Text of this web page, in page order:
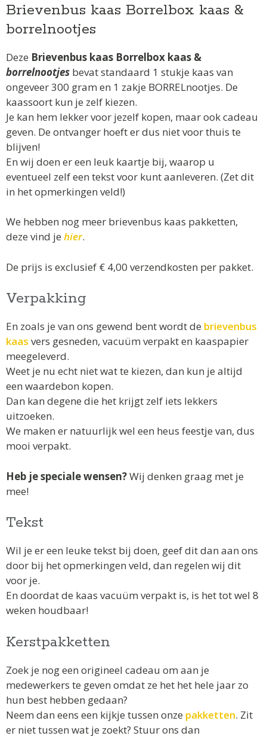
Brievenbus kaas Borrelbox kaas &
borrelnootjes
Deze Brievenbus kaas Borrelbox kaas &
borrelnootjes bevat standaard 1 stukje kaas van
ongeveer 300 gram en 1 zakje BORRELnootjes. De
kaassoort kun je zelf kiezen.
Je kan hem lekker voor jezelf kopen, maar ook cadeau
geven. De ontvanger hoeft er dus niet voor thuis te
blijven!
En wij doen er een leuk kaartje bij, waarop u
eventueel zelf een tekst voor kunt aanleveren. (Zet dit
in het opmerkingen veld!)
We hebben nog meer brievenbus kaas pakketten,
deze vind je hier.
De prijs is exclusief € 4,00 verzendkosten per pakket.
Verpakking
En zoals je van ons gewend bent wordt de brievenbus
kaas vers gesneden, vacuüm verpakt en kaaspapier
meegeleverd.
Weet je nu echt niet wat te kiezen, dan kun je altijd
een waardebon kopen.
Dan kan degene die het krijgt zelf iets lekkers
uitzoeken.
We maken er natuurlijk wel een heus feestje van, dus
mooi verpakt.
Heb je speciale wensen?Wij denken graag met je
mee!
Tekst
Wil je er een leuke tekst bij doen, geef dit dan aan ons
door bij het opmerkingen veld, dan regelen wij dit
voor je.
En doordat de kaas vacuüm verpakt is, is het tot wel 8
weken houdbaar!
Kerstpakketten
Zoek je nog een origineel cadeau om aan je
medewerkers te geven omdat ze het het hele jaar zo
hun best hebben gedaan?
Neem dan eens een kijkje tussen onze pakketten. Zit
er niet tussen wat je zoekt? Stuur ons dan